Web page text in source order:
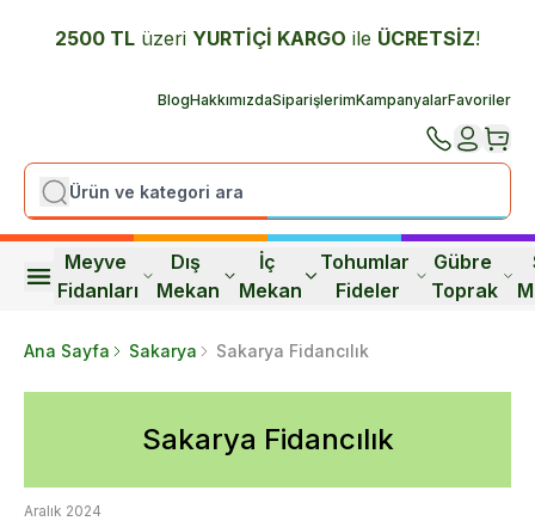
2500 TL üzeri YURTİÇİ KARGO ile ÜCRETSİZ!
BlogHakkımızdaSiparişlerimKampanyalarFavoriler
Meyve
Fidanları
Dış
Mekan
İç
Mekan
Tohumlar
Fideler
Gübre
Toprak
Ana Sayfa Sakarya Sakarya Fidancılık
Sakarya Fidancılık
Aralık 2024